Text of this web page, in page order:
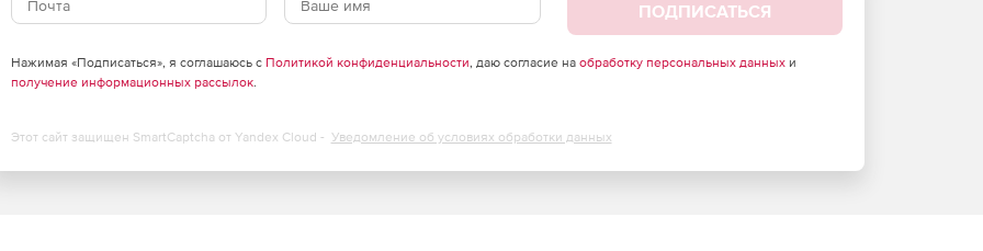
хранилища контактов с учетом
пользователям доступ к контактам из
определять способ осуществления
ПОДПИСАТЬСЯ
Нажимая «Подписаться», я соглашаюсь с Политикой конфиденциальности, даю согласие на обработку персональных данныхи
получение информационных рассылок.
Этот сайт защищен SmartCaptcha от Yandex Cloud - Уведомление об условиях обработки данных